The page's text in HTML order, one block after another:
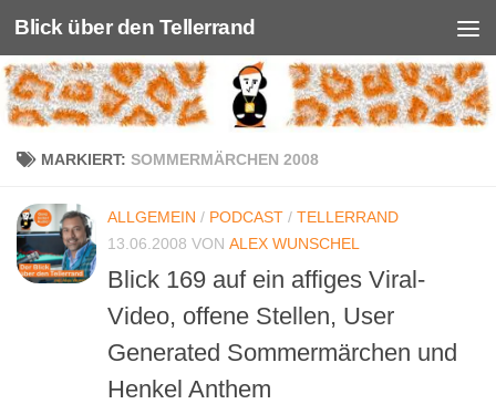
Unter dem Inhalt
Blick über den Tellerrand
MARKIERT: SOMMERMÄRCHEN 2008
ALLGEMEIN / PODCAST / TELLERRAND
13.06.2008 VON ALEX WUNSCHEL
Blick 169 auf ein affiges Viral-
Video, offene Stellen, User
Generated Sommermärchen und
Henkel Anthem